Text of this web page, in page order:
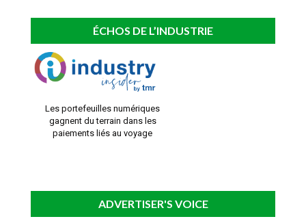
ÉCHOS DE L’INDUSTRIE
Les portefeuilles numériques
gagnent du terrain dans les
paiements liés au voyage
ADVERTISER'S VOICE